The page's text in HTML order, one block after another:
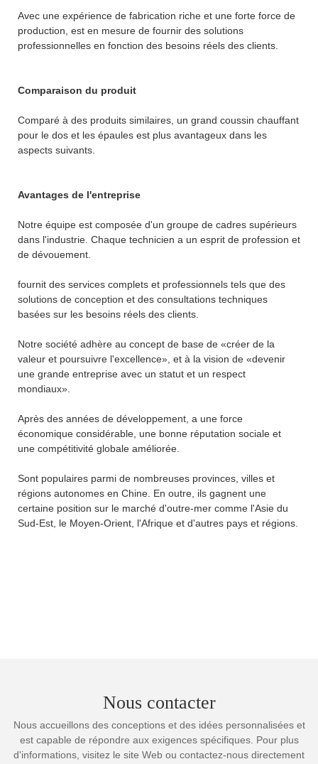
Avec une expérience de fabrication riche et une forte force de
production, est en mesure de fournir des solutions
professionnelles en fonction des besoins réels des clients.
Comparaison du produit
Comparé à des produits similaires, un grand coussin chauffant
pour le dos et les épaules est plus avantageux dans les
aspects suivants.
Avantages de l'entreprise
Notre équipe est composée d'un groupe de cadres supérieurs
dans l'industrie. Chaque technicien a un esprit de profession et
de dévouement.
fournit des services complets et professionnels tels que des
solutions de conception et des consultations techniques
basées sur les besoins réels des clients.
Notre société adhère au concept de base de «créer de la
valeur et poursuivre l'excellence», et à la vision de «devenir
une grande entreprise avec un statut et un respect
mondiaux».
Après des années de développement, a une force
économique considérable, une bonne réputation sociale et
une compétitivité globale améliorée.
Sont populaires parmi de nombreuses provinces, villes et
régions autonomes en Chine. En outre, ils gagnent une
certaine position sur le marché d'outre-mer comme l'Asie du
Sud-Est, le Moyen-Orient, l'Afrique et d'autres pays et régions.
Nous contacter
Nous accueillons des conceptions et des idées personnalisées et
est capable de répondre aux exigences spécifiques. Pour plus
d'informations, visitez le site Web ou contactez-nous directement